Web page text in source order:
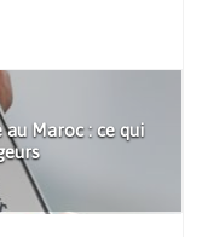
Maroc : ce qui